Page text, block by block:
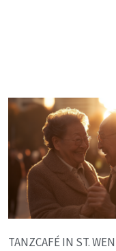
TANZCAFÉ IN ST.